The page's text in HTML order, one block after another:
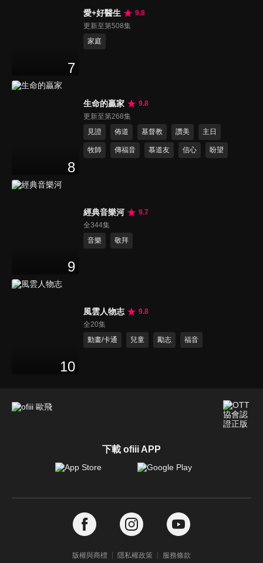
7
愛+好醫生
9.8
更新至第508集
家庭
8
生命的贏家
9.8
更新至第268集
見證
佈道 基督教 讚美 主日
牧師 傳福音 慕道友 信心 盼望
9
經典音樂河
9.7
全344集
音樂
敬拜
10
風雲人物志
9.8
全20集
動畫/卡通
兒童 勵志 福音
下載 ofiii APP
版權與商標 隱私權政策 服務條款